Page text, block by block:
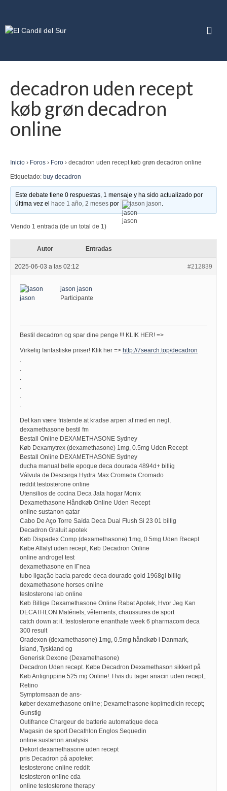
decadron uden recept
køb grøn decadron
online
Inicio › Foros › Foro › decadron uden recept køb grøn decadron online
Etiquetado: buy decadron
Este debate tiene 0 respuestas, 1 mensaje y ha sido actualizado por
última vez el
hace 1 año, 2 meses por jason jason.
Viendo 1 entrada (de un total de 1)
Autor Entradas
2025-06-03 a las 02:12 #212839
jason jason
Participante
Bestil decadron og spar dine penge !!! KLIK HER! =>
Virkelig fantastiske priser! Klik her => http://7search.top/decadron
.
.
.
.
.
.
Det kan være fristende at kradse arpen af med en negl,
dexamethasone bestil fm
Bestall Online DEXAMETHASONE Sydney
Køb Dexamytrex (dexamethasone) 1mg, 0.5mg Uden Recept
Bestall Online DEXAMETHASONE Sydney
ducha manual belle epoque deca dourada 4894d+ billig
Válvula de Descarga Hydra Max Cromada Cromado
reddit testosterone online
Utensilios de cocina Deca Jata hogar Monix
Dexamethasone Håndkøb Online Uden Recept
online sustanon qatar
Cabo De Aço Torre Saída Deca Dual Flush Si 23 01 billig
Decadron Gratuit apotek
Køb Dispadex Comp (dexamethasone) 1mg, 0.5mg Uden Recept
Købe Alfalyl uden recept, Køb Decadron Online
online androgel test
dexamethasone en lГnea
tubo ligação bacia parede deca dourado gold 1968gl billig
dexamethasone horses online
testosterone lab online
Køb Billige Dexamethasone Online Rabat Apotek, Hvor Jeg Kan
DECATHLON Matériels, vêtements, chaussures de sport
catch down at it. testosterone enanthate week 6 pharmacom deca
300 result
Oradexon (dexamethasone) 1mg, 0.5mg håndkøb i Danmark,
Ísland, Tyskland og
Generisk Dexone (Dexamethasone)
Decadron Uden recept. Købe Decadron Dexamethason sikkert på
Køb Antigrippine 525 mg Online!. Hvis du tager anacin uden recept,.
Retino
Symptomsaan de ans-
køber dexamethasone online; Dexamethasone kopimedicin recept;
Gunstig
Outifrance Chargeur de batterie automatique deca
Magasin de sport Decathlon Englos Sequedin
online sustanon analysis
Dekort dexamethasone uden recept
pris Decadron på apoteket
testosterone online reddit
testosteron online cda
online testosterone therapy